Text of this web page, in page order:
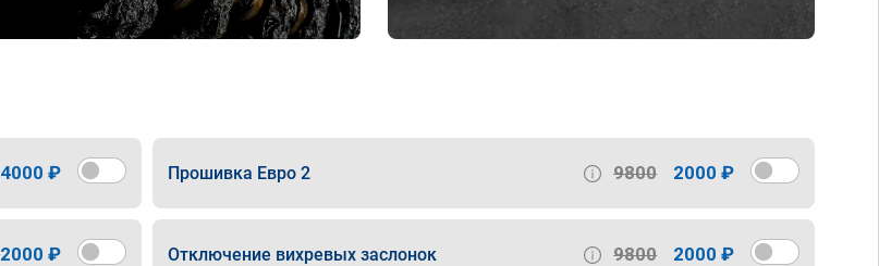
4000 ₽ Прошивка Евро 2 9800 2000 ₽
2000 ₽ Отключение вихревых заслонок 9800 2000 ₽